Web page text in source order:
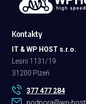
Kontakty
IT & WP HOST s.r.o.
Lesní 1131/19
31200 Plzeň
377 477 284